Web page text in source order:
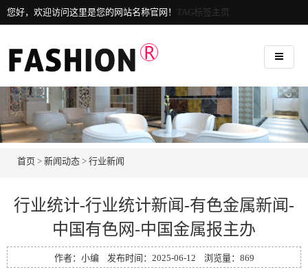
您好，欢迎访问这里是您的网站名称官网！ TAG标签主页
首页 > 新闻动态 > 行业新闻
行业统计-行业统计新闻-有色金属新闻-
中国有色网-中国金属报主办
作者：小编 发布时间：2025-06-12 浏览量： 869